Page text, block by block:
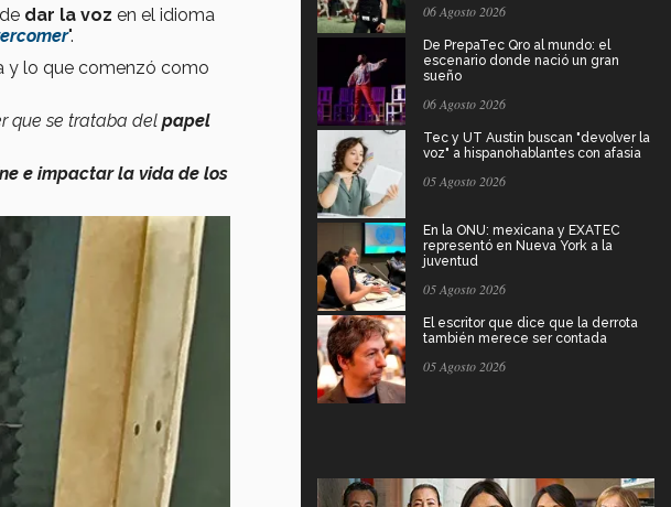
dar la voz en el idioma
".
y lo que comenzó como
que se trataba del papel
e impactar la vida de los
06 Agosto 2026
De PrepaTec Qro al mundo: el
escenario donde nació un gran
sueño
06 Agosto 2026
Tec y UT Austin buscan "devolver la
voz" a hispanohablantes con afasia
05 Agosto 2026
En la ONU: mexicana y EXATEC
representó en Nueva York a la
juventud
05 Agosto 2026
El escritor que dice que la derrota
también merece ser contada
05 Agosto 2026